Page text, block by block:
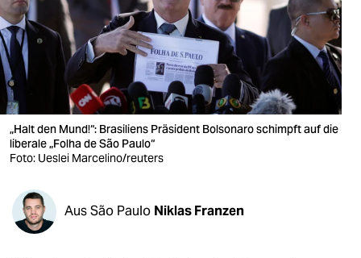
nord
wahrheit
verlag
verlag
veranstaltungen
fragen & hilfe
„Halt den Mund!“: Brasiliens Präsident Bolsonaro schimpft auf die
liberale „Folha de São Paulo“
Foto: Ueslei Marcelino/reuters
Aus São Paulo Niklas Franzen